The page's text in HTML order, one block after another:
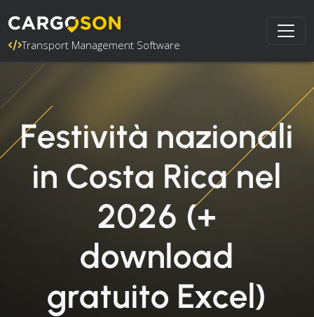
Transport Management Software
Festività nazionali
in Costa Rica nel
2026 (+
download
gratuito Excel)